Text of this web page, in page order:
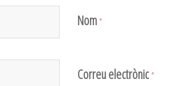
Nom*
Correu electrònic*